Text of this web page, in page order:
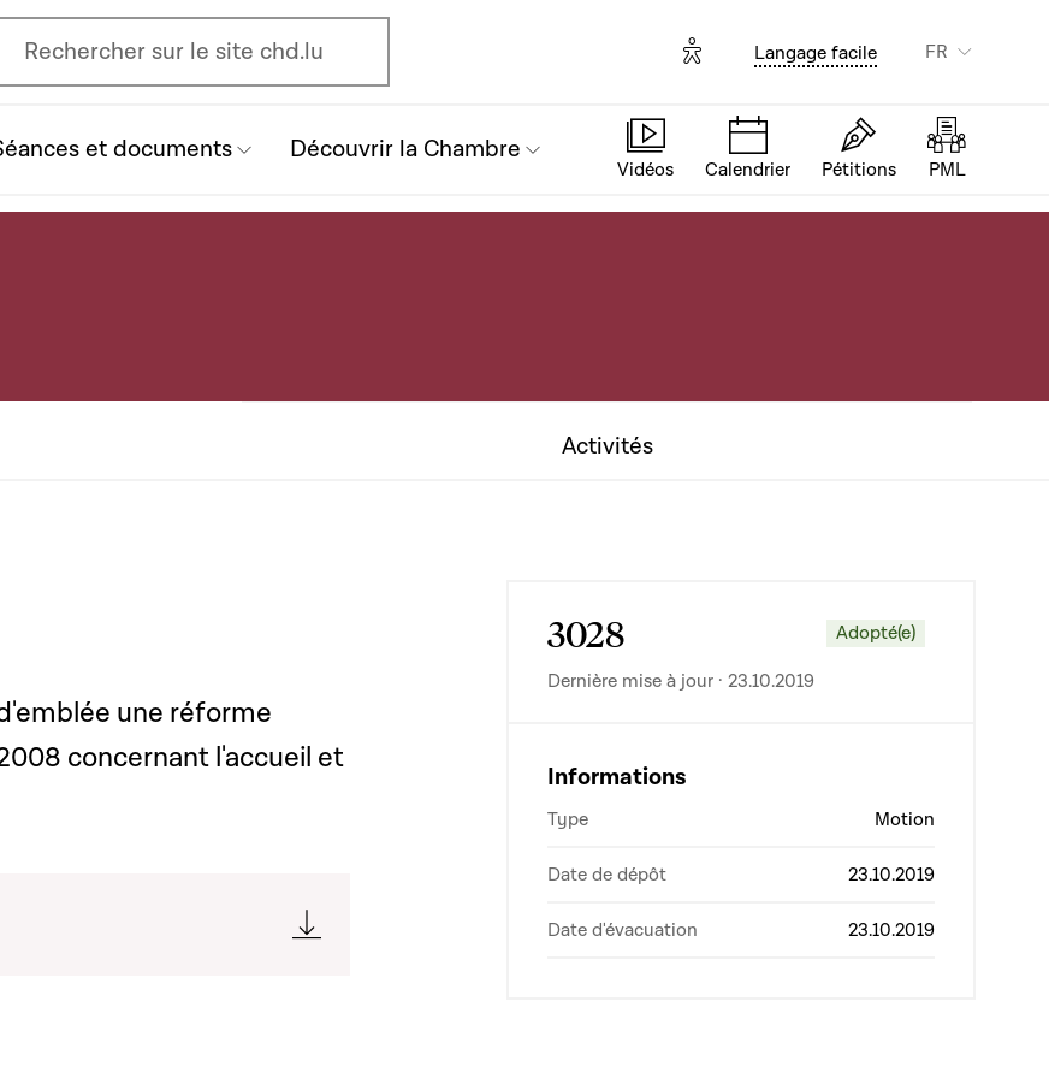
l'écran de recherche
Rechercher sur le site chd.lu Options d'accessibilité
Langage facile FR
et documents Découvrir la Chambre
Vidéos Calendrier Pétitions PML
Activités
une réforme
concernant l'accueil et
3028 Adopté(e)
Dernière mise à jour · 23.10.2019
Informations
Type Motion
Date de dépôt 23.10.2019
Date d'évacuation 23.10.2019